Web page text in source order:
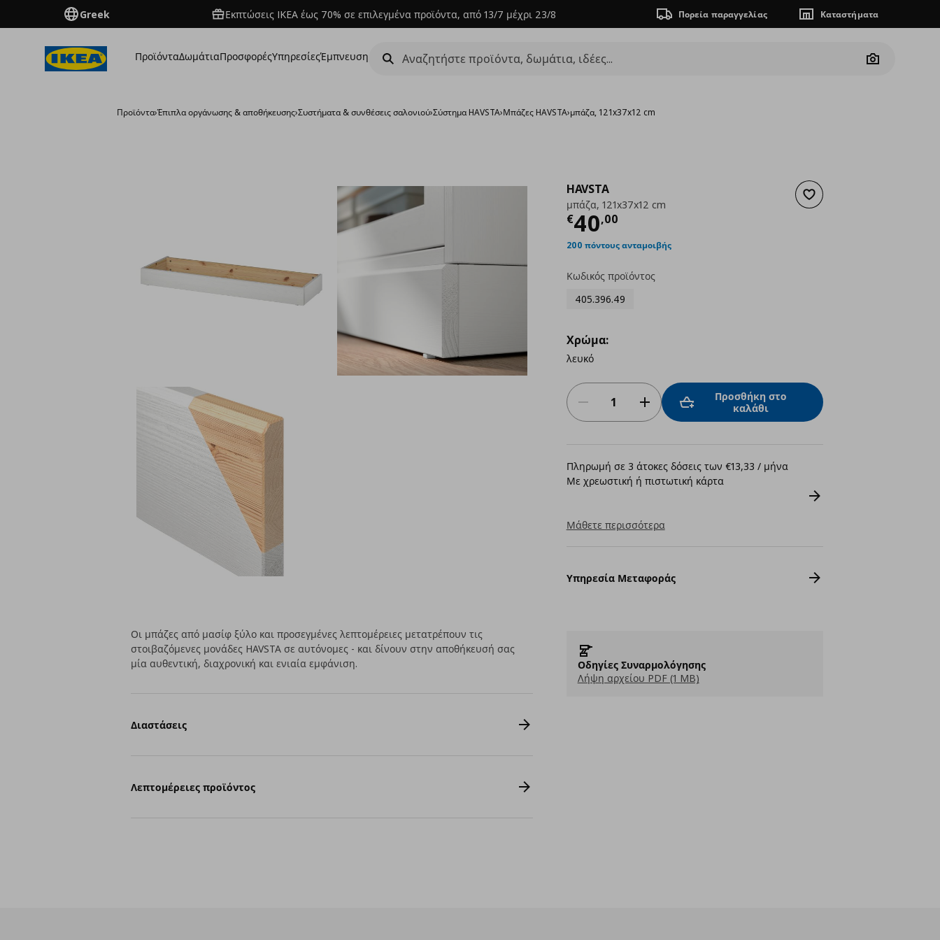
Greek Εκπτώσεις IKEA έως 70% σε επιλεγμένα προϊόντα, από 13/7 μέχρι 23/8 Πορεία παραγγελίας Καταστήματα
ΠροϊόνταΔωμάτιαΠροσφορέςΥπηρεσίεςΈμπνευση
Camera
Προϊόντα›Έπιπλα οργάνωσης & αποθήκευσης›Συστήματα & συνθέσεις σαλονιού›Σύστημα HAVSTA›Μπάζες HAVSTA›μπάζα, 121x37x12 cm
Προσθήκη στα αγαπημένα
HAVSTA
μπάζα, 121x37x12 cm
€40,00
Τρέχουσα τιμή
200 πόντους ανταμοιβής
Κωδικός προϊόντος
405.396.49
Χρώμα:
λευκό
Προσθήκη στο
καλάθι
Πληρωμή σε 3 άτοκες δόσεις των €13,33 / μήνα
Με χρεωστική ή πιστωτική κάρτα
Μάθετε περισσότερα
Υπηρεσία Μεταφοράς
Οδηγίες Συναρμολόγησης
Λήψη αρχείου PDF (1 MB)
Οι μπάζες από μασίφ ξύλο και προσεγμένες λεπτομέρειες μετατρέπουν τις
στοιβαζόμενες μονάδες HAVSTA σε αυτόνομες - και δίνουν στην αποθήκευσή σας
μία αυθεντική, διαχρονική και ενιαία εμφάνιση.
Διαστάσεις
Λεπτομέρειες προϊόντος